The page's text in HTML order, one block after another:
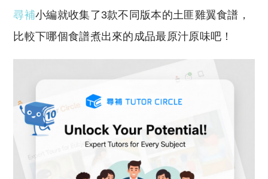
尋補小編就收集了3款不同版本的土匪雞翼食譜，
比較下哪個食譜煮出來的成品最原汁原味吧！